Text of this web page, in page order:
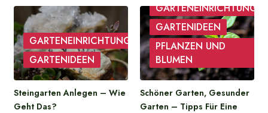
GARTENEINRICHTUNG
GARTENIDEEN
Steingarten Anlegen – Wie
Geht Das?
GARTENEINRICHTUNG
GARTENIDEEN
PFLANZEN UND
BLUMEN
Schöner Garten, Gesunder
Garten – Tipps Für Eine